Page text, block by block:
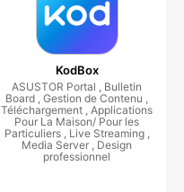
KodBox
ASUSTOR Portal , Bulletin
Board , Gestion de Contenu ,
Téléchargement , Applications
Pour La Maison/ Pour les
Particuliers , Live Streaming ,
Media Server , Design
professionnel